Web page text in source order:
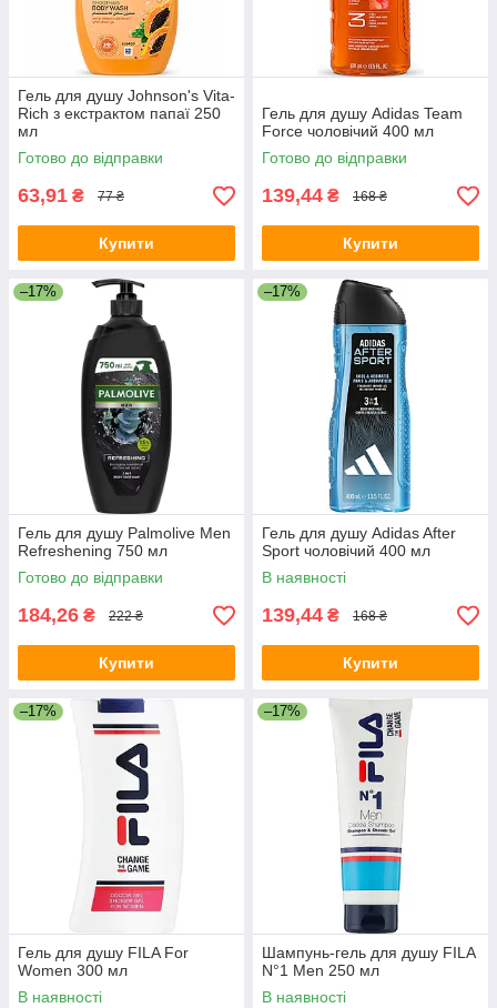
Гель для душу Johnson's Vita-
Rich з екстрактом папаї 250
мл
Готово до відправки
63,91 ₴ 77 ₴
Купити
Гель для душу Adidas Team
Force чоловічий 400 мл
Готово до відправки
139,44 ₴ 168 ₴
Купити
–17%
Гель для душу Palmolive Men
Refreshening 750 мл
Готово до відправки
184,26 ₴ 222 ₴
Купити
–17%
Гель для душу Adidas After
Sport чоловічий 400 мл
В наявності
139,44 ₴ 168 ₴
Купити
–17%
Гель для душу FILA For
Women 300 мл
В наявності
–17%
Шампунь-гель для душу FILA
N°1 Men 250 мл
В наявності